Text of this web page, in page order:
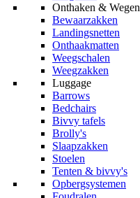
Onthaken & Wegen
Bewaarzakken
Landingsnetten
Onthaakmatten
Weegschalen
Weegzakken
Luggage
Barrows
Bedchairs
Bivvy tafels
Brolly's
Slaapzakken
Stoelen
Tenten & bivvy's
Opbergsystemen